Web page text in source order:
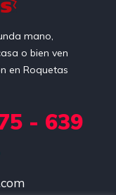
mano,
o bien ven
en Roquetas
- 639